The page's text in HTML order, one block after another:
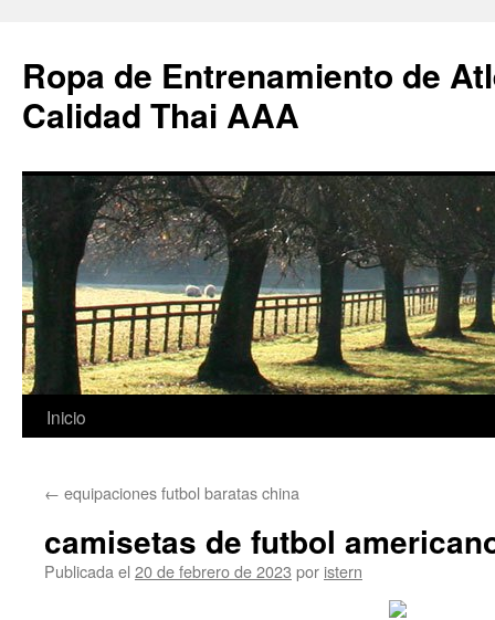
Ropa de Entrenamiento de
Calidad Thai AAA
Saltar
contenido
Inicio
← equipaciones futbol baratas china
camisetas de futbol
Publicada el 20 de febrero de 2023 por istern